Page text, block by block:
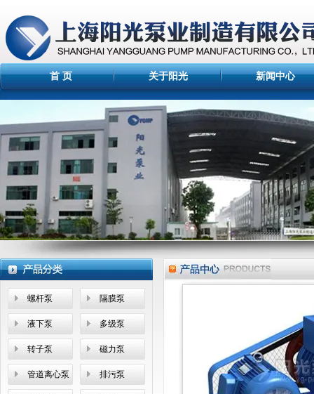
首 页 关于阳光 新闻中心
免费电话
螺杆泵 隔膜泵
液下泵 多级泵
转子泵 磁力泵
管道离心泵 排污泵